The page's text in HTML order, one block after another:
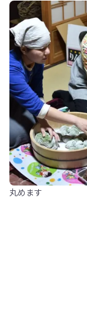
丸めます